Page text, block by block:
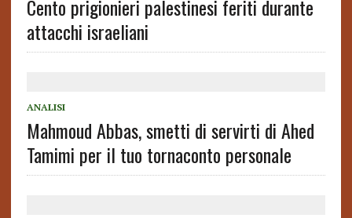
Cento prigionieri palestinesi feriti durante
attacchi israeliani
ANALISI
Mahmoud Abbas, smetti di servirti di Ahed
Tamimi per il tuo tornaconto personale